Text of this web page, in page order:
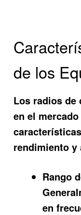
de los
Los radios
en el
rendimiento
Rango
en